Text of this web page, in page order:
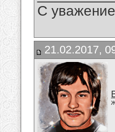
С
21.02.2017,